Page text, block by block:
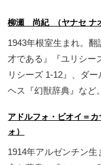
柳瀬 尚紀 （ヤナセ ナ
1943年根室生まれ。
才である』『ユリシー
リシーズ 1-12』、ダ
ヘス『幻獣辞典』など。
アドルフォ・ビオイ＝
ォ）
1914年アルゼンチン生